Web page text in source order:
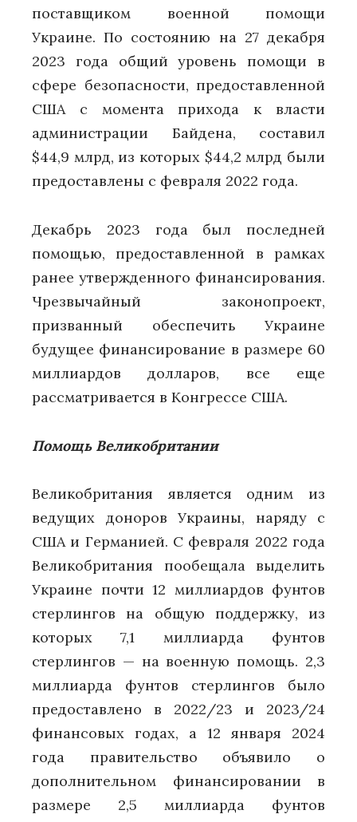
поставщиком военной помощи
Украине. По состоянию на 27 декабря
2023 года общий уровень помощи в
сфере безопасности, предоставленной
США с момента прихода к власти
администрации Байдена, составил
$44,9 млрд, из которых $44,2 млрд были
предоставлены с февраля 2022 года.
Декабрь 2023 года был последней
помощью, предоставленной в рамках
ранее утвержденного финансирования.
Чрезвычайный законопроект,
призванный обеспечить Украине
будущее финансирование в размере 60
миллиардов долларов, все еще
рассматривается в Конгрессе США.
Помощь Великобритании
Великобритания является одним из
ведущих доноров Украины, наряду с
США и Германией. С февраля 2022 года
Великобритания пообещала выделить
Украине почти 12 миллиардов фунтов
стерлингов на общую поддержку, из
которых 7,1 миллиарда фунтов
стерлингов — на военную помощь. 2,3
миллиарда фунтов стерлингов было
предоставлено в 2022/23 и 2023/24
финансовых годах, а 12 января 2024
года правительство объявило о
дополнительном финансировании в
размере 2,5 миллиарда фунтов